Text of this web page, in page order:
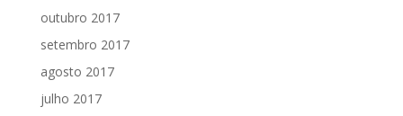
outubro 2017
setembro 2017
agosto 2017
julho 2017